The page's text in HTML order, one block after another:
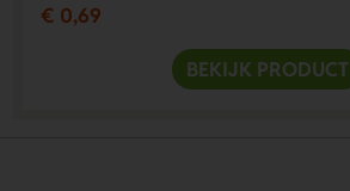
€ 0,69
BEKIJK PRODUCT